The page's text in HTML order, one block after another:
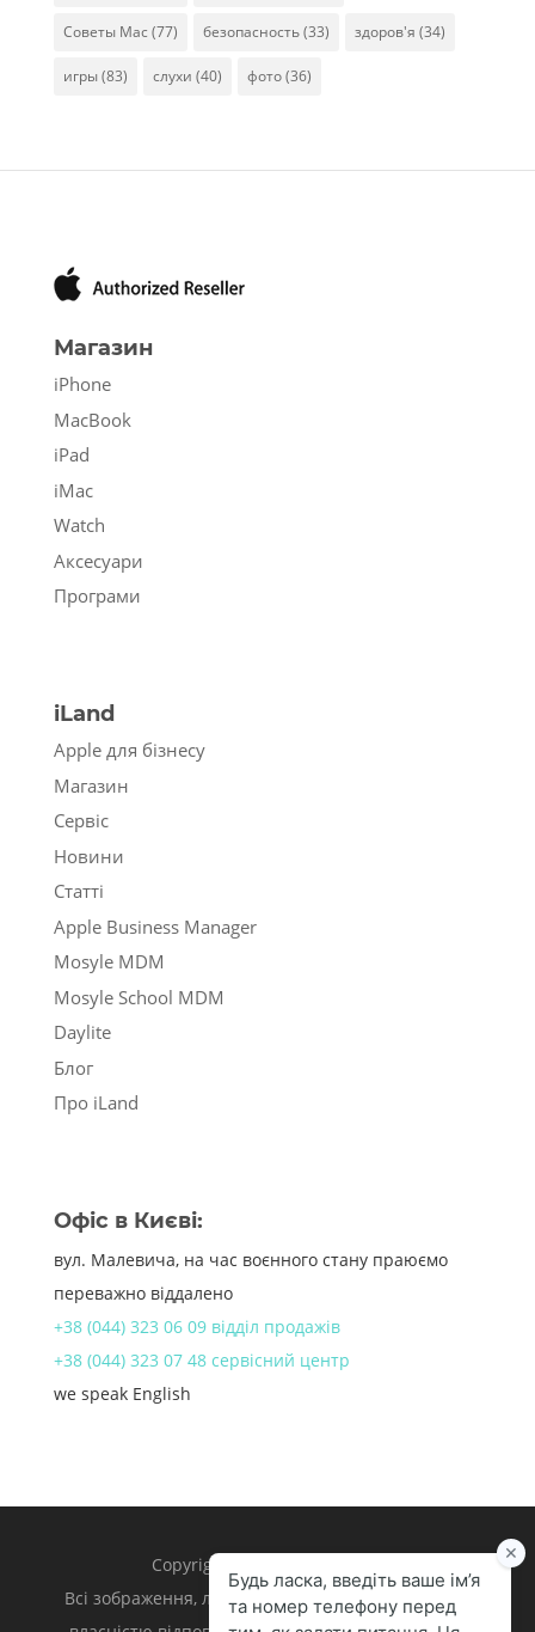
Советы Mac (77) безопасность(33) здоров'я (34)
игры(83) слухи (40) фото(36)
Магазин
iPhone
MacBook
iPad
iMac
Watch
Аксесуари
Програми
iLand
Apple для бізнесу
Магазин
Сервіс
Новини
Статті
Apple Business Manager
Mosyle MDM
Mosyle School MDM
Daylite
Блог
Про iLand
Офіс в Києві:
вул. Малевича, на час воєнного стану праюємо
переважно віддалено
+38 (044) 323 06 09 відділ продажів
+38 (044) 323 07 48 сервісний центр
we speak English
Copyright 1998 – 2024 iLand.
Всі зображення, логотипи та торгівельні марки є